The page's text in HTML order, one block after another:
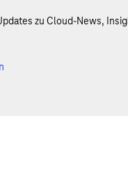
zu Cloud-News,